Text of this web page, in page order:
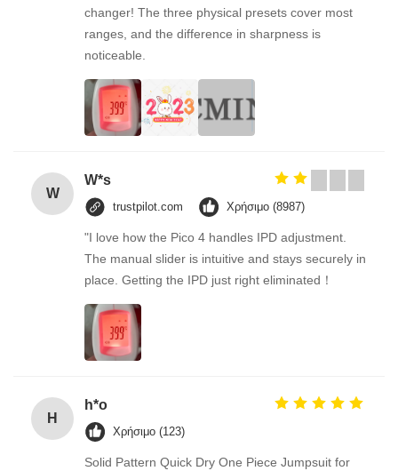
υποβολή
changer! The three physical presets cover most
ranges, and the difference in sharpness is
noticeable.
W
W*s
trustpilot.com Χρήσιμο (8987)
"I love how the Pico 4 handles IPD adjustment.
The manual slider is intuitive and stays securely in
place. Getting the IPD just right eliminated！
H
h*o
Χρήσιμο (123)
Solid Pattern Quick Dry One Piece Jumpsuit for